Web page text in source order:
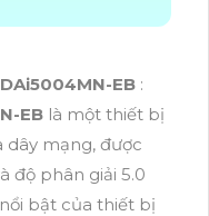
EB :
EB là một thiết bị
dây mạng, được
độ phân giải 5.0
bật của thiết bị